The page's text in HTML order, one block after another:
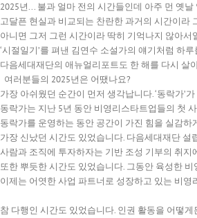
2025년... 불과 얼마 전의 시간들인데 아주 먼 옛
고달픈 현실과 비교되는 찬란한 과거의 시간이라
아니면 그저 그런 시간이라 딱히 기억나지 않아
‘시절일기’를 펴낸 김연수 소설가의 얘기처럼 하
다음세대재단의 애뉴얼리포트도 한 해를 다시 살
여러분들의 2025년은 어땠나요?
가장 아쉬웠던 순간이 먼저 생각납니다. ‘동락가’
동락가는 지난 5년 동안 비영리스타트업들의 첫
동락가를 운영하는 동안 공간이 가진 힘을 실감하
가장 신났던 시간도 있었습니다. 다음세대재단
사람과 조직에 투자하자는 기반 조성 기부의 취
또한 뿌듯한 시간도 있었습니다. 그동안 육성한
이제는 어엿한 사업 파트너로 성장하고 있는 비
참 다행인 시간도 있었습니다. 인권 활동을 어떻